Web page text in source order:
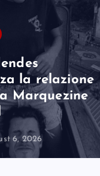
la relazione
Marquezine
6, 2026